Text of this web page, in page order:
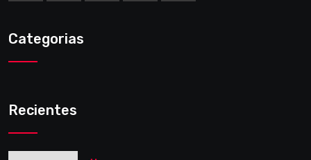
Categorias
Recientes